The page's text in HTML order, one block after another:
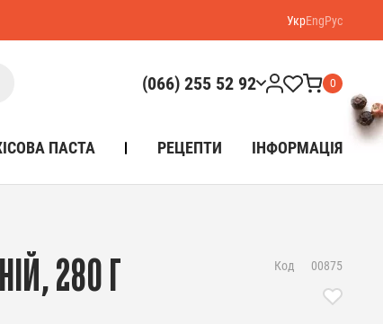
УкрEngРус
(066) 255 52 92 0
ПАСТА РЕЦЕПТИ ІНФОРМАЦІЯ
280 Г Код 00875